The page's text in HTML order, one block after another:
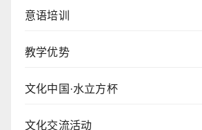
意语培训
教学优势
文化中国·水立方杯
文化交流活动